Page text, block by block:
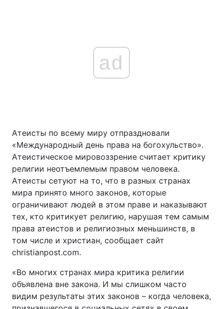
Головна Війна
Україна Політика
Економіка Світ
Спорт
Техно і зв'язок Лайт
ad
Атеисты по всему миру отпраздновали
«Международный день права на богохульство».
Атеистическое мировоззрение считает критику
религии неотъемлемым правом человека.
Атеисты сетуют на то, что в разных странах
мира принято много законов, которые
ограничивают людей в этом праве и наказывают
тех, кто критикует религию, нарушая тем самым
права атеистов и религиозных меньшинств, в
том числе и христиан, сообщает сайт
christianpost.com.
«Во многих странах мира критика религии
объявлена вне закона. И мы слишком часто
видим результаты этих законов – когда человека,